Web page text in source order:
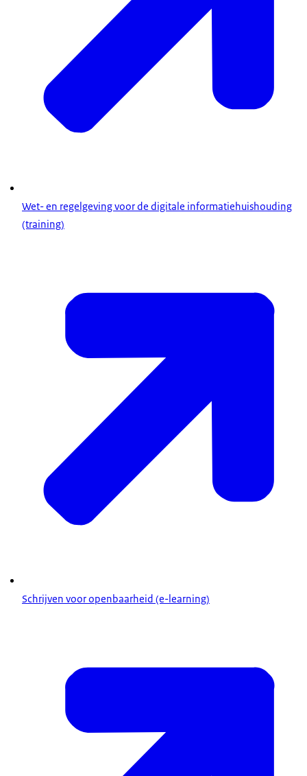
Wet- en regelgeving voor de digitale informatiehuishouding
(training)
Schrijven voor openbaarheid (e-learning)